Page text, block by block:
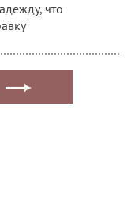
что